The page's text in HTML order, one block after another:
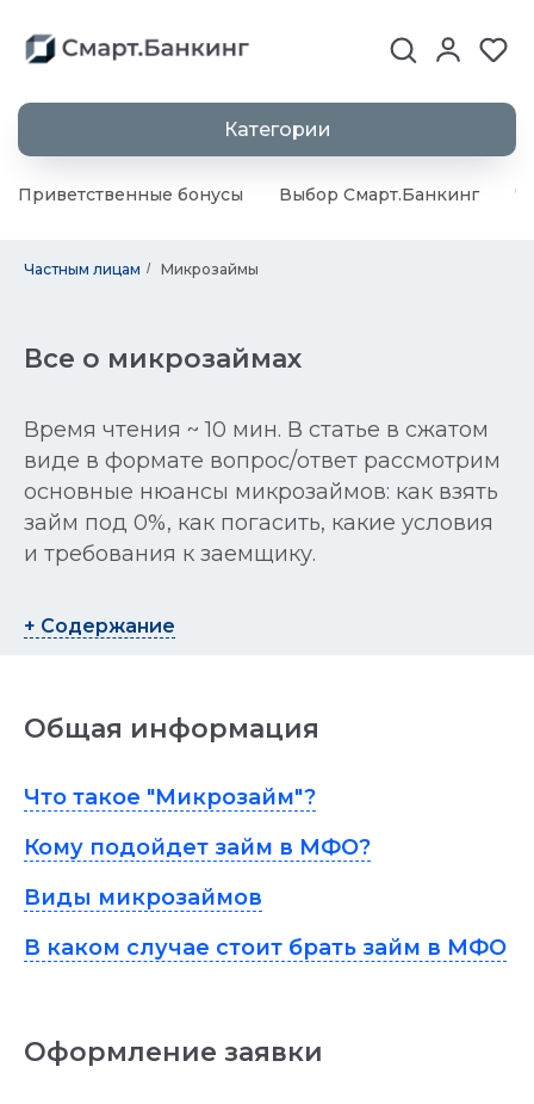
Категории
Приветственные бонусы Выбор Смарт.Банкинг
Частным лицам / Микрозаймы
Все о микрозаймах
Время чтения ~ 10 мин. В статье в сжатом
виде в формате вопрос/ответ рассмотрим
основные нюансы микрозаймов: как взять
займ под 0%, как погасить, какие условия
и требования к заемщику.
+ Содержание
Общая информация
Что такое "Микрозайм"?
Кому подойдет займ в МФО?
Виды микрозаймов
В каком случае стоит брать займ в МФО
Оформление заявки